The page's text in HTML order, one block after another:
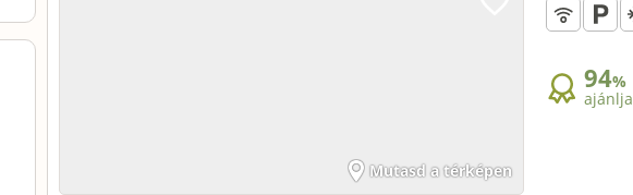
Mutasd a térképen
94%
ajánlja